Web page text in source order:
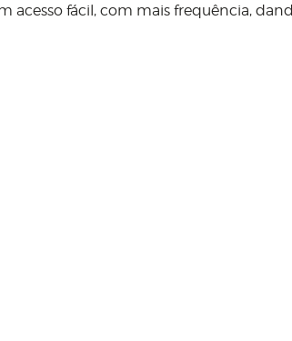
acesso fácil, com mais frequência,